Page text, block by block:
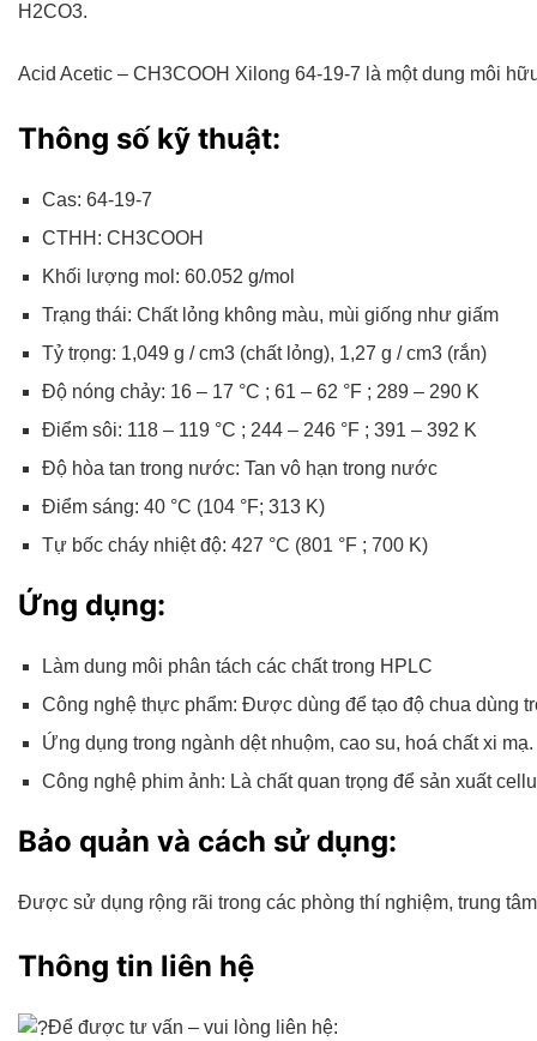
H2CO3.
Acid Acetic – CH3COOH Xilong 64-19-7 là một dung môi
Thông số kỹ thuật:
Cas: 64-19-7
CTHH: CH3COOH
Khối lượng mol: 60.052 g/mol
Trạng thái: Chất lỏng không màu, mùi giống như giấm
Tỷ trọng: 1,049 g / cm3 (chất lỏng), 1,27 g / cm3 (rắn)
Độ nóng chảy: 16 – 17 °C ; 61 – 62 °F ; 289 – 290 K
Điểm sôi: 118 – 119 °C ; 244 – 246 °F ; 391 – 392 K
Độ hòa tan trong nước: Tan vô hạn trong nước
Điểm sáng: 40 °C (104 °F; 313 K)
Tự bốc cháy nhiệt độ: 427 °C (801 °F ; 700 K)
Ứng dụng:
Làm dung môi phân tách các chất trong HPLC
Công nghệ thực phẩm: Được dùng để tạo độ chua dùng
Ứng dụng trong ngành dệt nhuộm, cao su, hoá chất xi mạ.
Công nghệ phim ảnh: Là chất quan trọng để sản xuất
Bảo quản và cách sử dụng:
Được sử dụng rộng rãi trong các phòng thí nghiệm, trung
Thông tin liên hệ
Để được tư vấn – vui lòng liên hệ: